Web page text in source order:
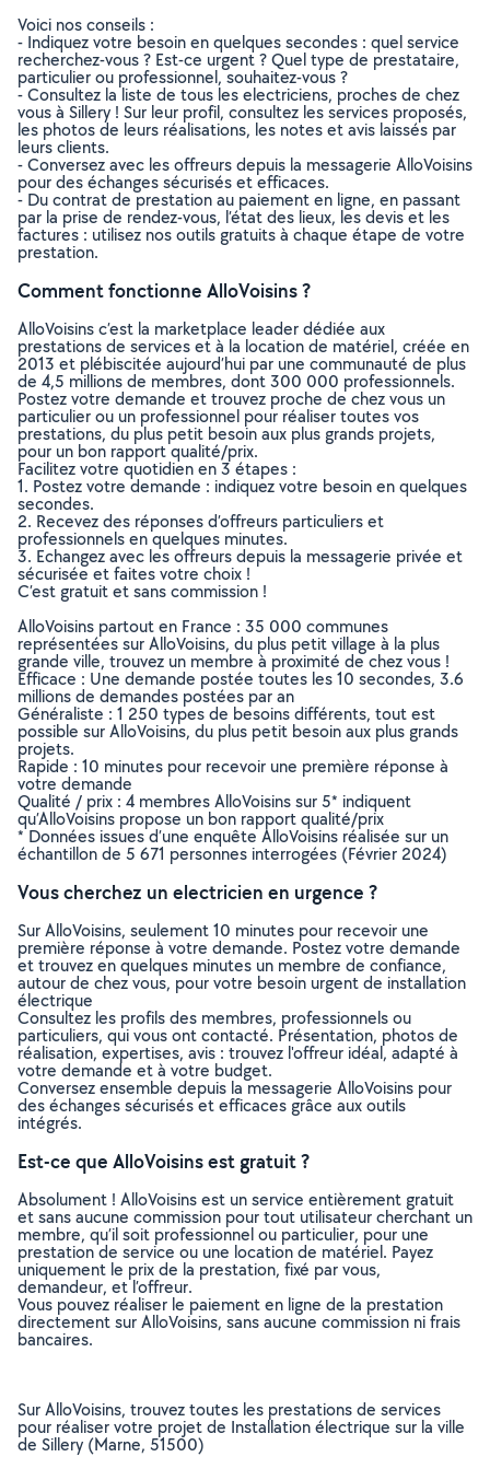
Voici nos conseils :
- Indiquez votre besoin en quelques secondes : quel service
recherchez-vous ? Est-ce urgent ? Quel type de prestataire,
particulier ou professionnel, souhaitez-vous ?
- Consultez la liste de tous les electriciens, proches de chez
vous à Sillery ! Sur leur profil, consultez les services proposés,
les photos de leurs réalisations, les notes et avis laissés par
leurs clients.
- Conversez avec les offreurs depuis la messagerie AlloVoisins
pour des échanges sécurisés et efficaces.
- Du contrat de prestation au paiement en ligne, en passant
par la prise de rendez-vous, l’état des lieux, les devis et les
factures : utilisez nos outils gratuits à chaque étape de votre
prestation.
Comment fonctionne AlloVoisins ?
AlloVoisins c’est la marketplace leader dédiée aux
prestations de services et à la location de matériel, créée en
2013 et plébiscitée aujourd’hui par une communauté de plus
de 4,5 millions de membres, dont 300 000 professionnels.
Postez votre demande et trouvez proche de chez vous un
particulier ou un professionnel pour réaliser toutes vos
prestations, du plus petit besoin aux plus grands projets,
pour un bon rapport qualité/prix.
Facilitez votre quotidien en 3 étapes :
1. Postez votre demande : indiquez votre besoin en quelques
secondes.
2. Recevez des réponses d’offreurs particuliers et
professionnels en quelques minutes.
3. Echangez avec les offreurs depuis la messagerie privée et
sécurisée et faites votre choix !
C’est gratuit et sans commission !
AlloVoisins partout en France : 35 000 communes
représentées sur AlloVoisins, du plus petit village à la plus
grande ville, trouvez un membre à proximité de chez vous !
Efficace : Une demande postée toutes les 10 secondes, 3.6
millions de demandes postées par an
Généraliste : 1 250 types de besoins différents, tout est
possible sur AlloVoisins, du plus petit besoin aux plus grands
projets.
Rapide : 10 minutes pour recevoir une première réponse à
votre demande
Qualité / prix : 4 membres AlloVoisins sur 5* indiquent
qu’AlloVoisins propose un bon rapport qualité/prix
* Données issues d’une enquête AlloVoisins réalisée sur un
échantillon de 5 671 personnes interrogées (Février 2024)
Vous cherchez un electricien en urgence ?
Sur AlloVoisins, seulement 10 minutes pour recevoir une
première réponse à votre demande. Postez votre demande
et trouvez en quelques minutes un membre de confiance,
autour de chez vous, pour votre besoin urgent de installation
électrique
Consultez les profils des membres, professionnels ou
particuliers, qui vous ont contacté. Présentation, photos de
réalisation, expertises, avis : trouvez l'offreur idéal, adapté à
votre demande et à votre budget.
Conversez ensemble depuis la messagerie AlloVoisins pour
des échanges sécurisés et efficaces grâce aux outils
intégrés.
Est-ce que AlloVoisins est gratuit ?
Absolument ! AlloVoisins est un service entièrement gratuit
et sans aucune commission pour tout utilisateur cherchant un
membre, qu’il soit professionnel ou particulier, pour une
prestation de service ou une location de matériel. Payez
uniquement le prix de la prestation, fixé par vous,
demandeur, et l’offreur.
Vous pouvez réaliser le paiement en ligne de la prestation
directement sur AlloVoisins, sans aucune commission ni frais
bancaires.
Sur AlloVoisins, trouvez toutes les prestations de services
pour réaliser votre projet de Installation électrique sur la ville
de Sillery (Marne, 51500)